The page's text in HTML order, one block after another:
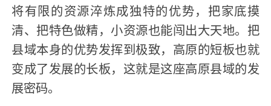
将有限的资源淬炼成独特的优势，把家底摸
清、把特色做精，小资源也能闯出大天地。把
县域本身的优势发挥到极致，高原的短板也就
变成了发展的长板，这就是这座高原县域的发
展密码。